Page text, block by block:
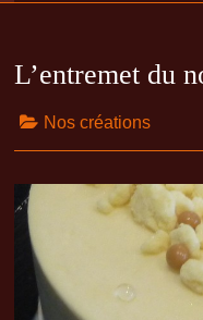
L’entremet du
Nos créations